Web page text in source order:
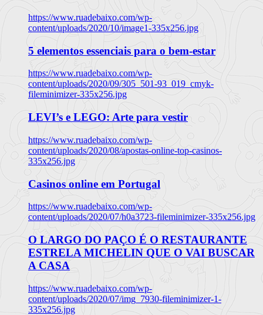
https://www.ruadebaixo.com/wp-
content/uploads/2020/10/image1-335x256.jpg
5 elementos essenciais para o bem-estar
https://www.ruadebaixo.com/wp-
content/uploads/2020/09/305_501-93_019_cmyk-
fileminimizer-335x256.jpg
LEVI’s e LEGO: Arte para vestir
https://www.ruadebaixo.com/wp-
content/uploads/2020/08/apostas-online-top-casinos-
335x256.jpg
Casinos online em Portugal
https://www.ruadebaixo.com/wp-
content/uploads/2020/07/h0a3723-fileminimizer-335x256.jpg
O LARGO DO PAÇO É O RESTAURANTE
ESTRELA MICHELIN QUE O VAI BUSCAR
A CASA
https://www.ruadebaixo.com/wp-
content/uploads/2020/07/img_7930-fileminimizer-1-
335x256.jpg